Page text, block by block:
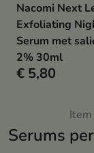
Serums
Nacomi Next
Exfoliating
Serum met
2% 30ml
€ 5,80